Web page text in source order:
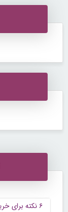
۶ نکته برای خرید طلا در بازار طلای دبی